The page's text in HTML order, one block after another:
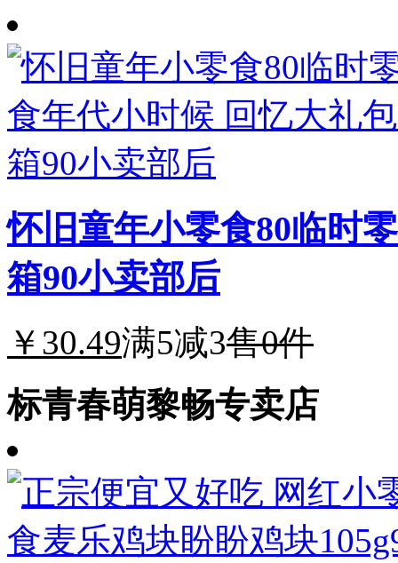
怀旧童年小零食80临时
箱90小卖部后
￥30.49满5减3售0件
标青春萌黎畅专卖店